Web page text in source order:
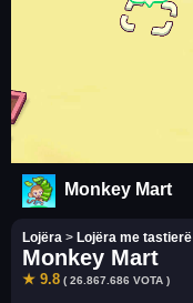
Monkey Mart
Lojëra > Lojëra me tastierë
Monkey Mart
★ 9.8 ( 26.867.686 VOTA )